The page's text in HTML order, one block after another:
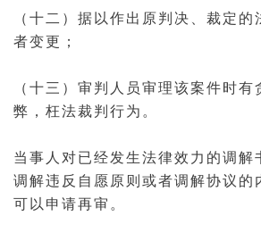
（十二）据以作出原判决、裁定的
者变更；
（十三）审判人员审理该案件时有
弊 ，枉法裁判行为。
当事人对已经发生法律效力的调解
调解违反自愿原则或者调解协议的
可以申请再审。